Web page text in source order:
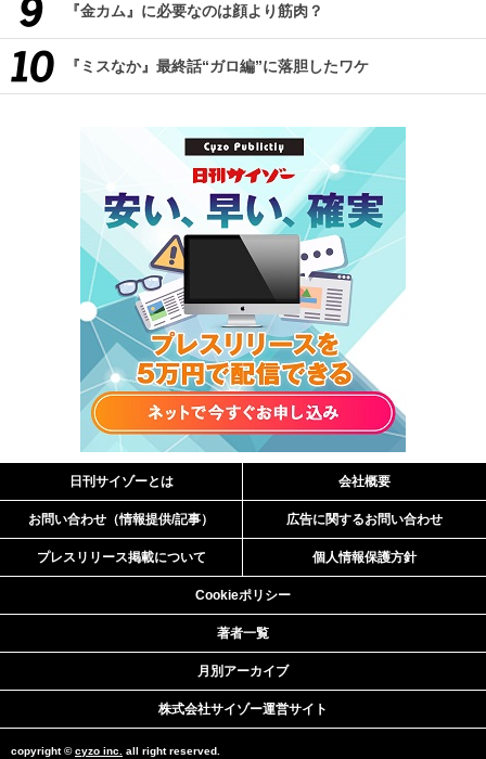
『金カム』に必要なのは顔より筋肉？
『ミスなか』最終話“ガロ編”に落胆したワケ
日刊サイゾーとは 会社概要
お問い合わせ（情報提供/記事） 広告に関するお問い合わせ
プレスリリース掲載について 個人情報保護方針
Cookieポリシー
著者一覧
月別アーカイブ
株式会社サイゾー運営サイト
copyright ©cyzo inc. all right reserved.